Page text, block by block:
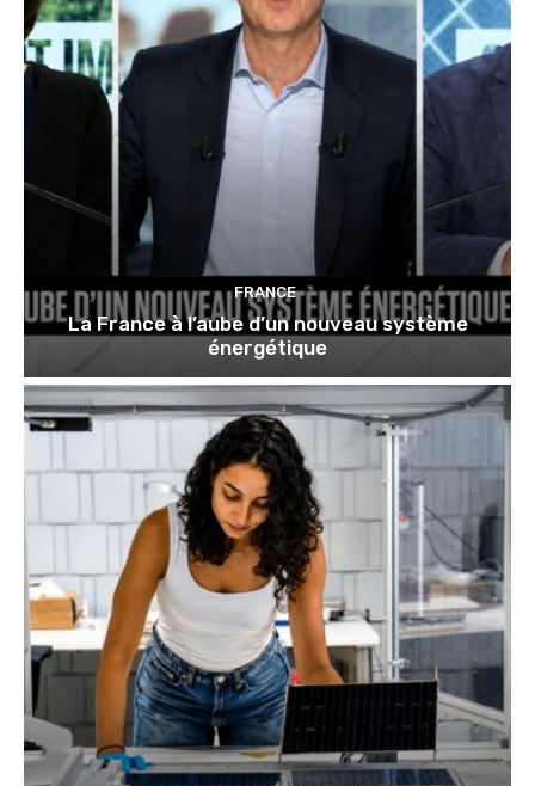
FRANCE
La France à l’aube d’un nouveau système
énergétique